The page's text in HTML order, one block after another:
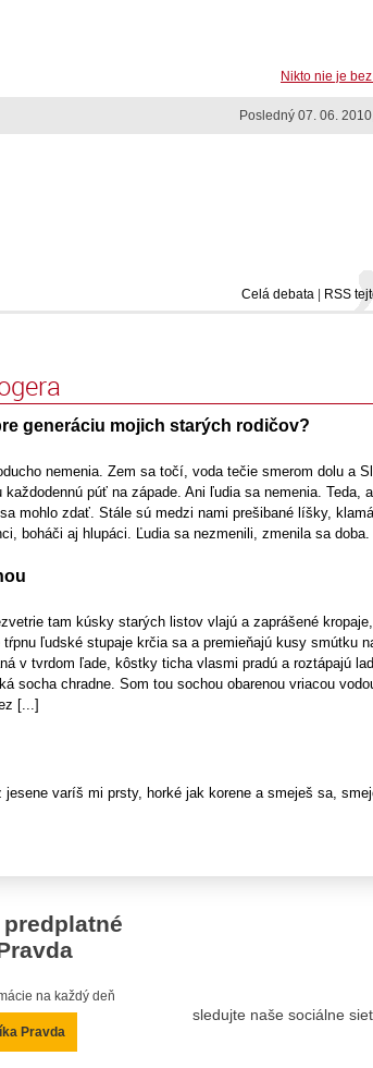
Nikto nie je
Posledný 07. 06.
Celá debata | RSS
generáciu mojich starých rodičov?
nemenia. Zem sa točí, voda tečie smerom dolu a
púť na západe. Ani ľudia sa nemenia. Teda,
mohlo zdať. Stále sú medzi nami prešibané líšky,
boháči aj hlupáci. Ľudia sa nezmenili, zmenila sa doba.
tam kúsky starých listov vlajú a zaprášené kropaje,
ľudské stupaje krčia sa a premieňajú kusy smútku
v tvrdom ľade, kôstky ticha vlasmi pradú a roztápajú
socha chradne. Som tou sochou obarenou vriacou
[...]
varíš mi prsty, horké jak korene a smeješ sa,
na každý deň
Pravda
sledujte naše sociálne